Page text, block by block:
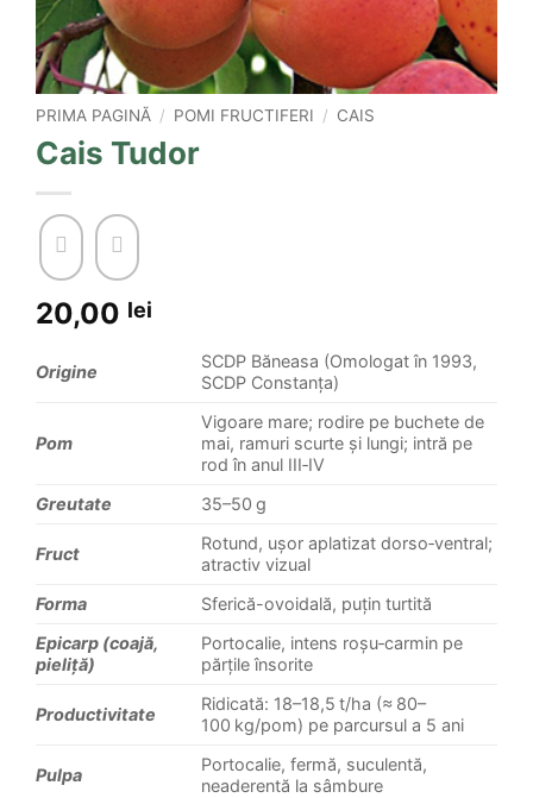
PRIMA PAGINĂ / POMI FRUCTIFERI / CAIS
Cais Tudor
20,00 lei
Origine
SCDP Băneasa (Omologat în 1993,
SCDP Constanța)
Pom
Vigoare mare; rodire pe buchete de
mai, ramuri scurte și lungi; intră pe
rod în anul III‑IV
Greutate
35–50 g
Fruct
Rotund, ușor aplatizat dorso‑ventral;
atractiv vizual
Forma
Sferică-ovoidală, puțin turtită
Epicarp (coajă,
pieliță)
Portocalie, intens roșu‑carmin pe
părțile însorite
Productivitate
Ridicată: 18–18,5 t/ha (≈ 80–
100 kg/pom) pe parcursul a 5 ani
Pulpa
Portocalie, fermă, suculentă,
neaderentă la sâmbure